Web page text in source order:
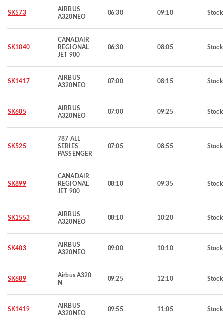
SK573
AIRBUS
A320NEO
06:30 09:10
SK1040
CANADAIR
REGIONAL
JET 900
06:30 08:05
SK1417
AIRBUS
A320NEO
07:00 08:15
SK605
AIRBUS
A320NEO
07:00 09:25
SK525
787 ALL
SERIES
PASSENGER
07:05 08:55
SK899
CANADAIR
REGIONAL
JET 900
08:10 09:35
SK1553
AIRBUS
A320NEO
08:10 10:20
SK403
AIRBUS
A320NEO
09:00 10:10
SK689
Airbus A320
N
09:25 12:10
SK1419
AIRBUS
A320NEO
09:55 11:05